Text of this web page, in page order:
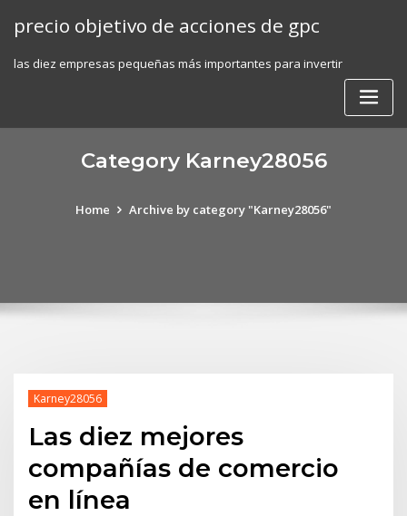
precio objetivo de acciones de gpc
las diez empresas pequeñas más importantes para invertir
Category Karney28056
Home Archive by category "Karney28056"
Karney28056
Las diez mejores
compañías de comercio
en línea